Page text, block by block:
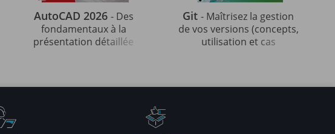
AutoCAD 2026 - Des
fondamentaux à la
présentation détaillée
Git - Maîtrisez la gestion
de vos versions (concepts,
utilisation et cas